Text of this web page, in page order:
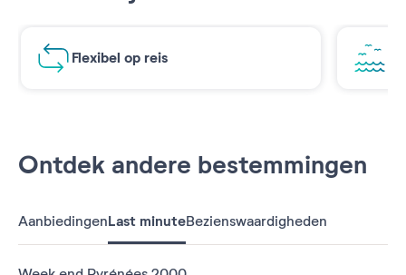
Flexibel op reis
Ontdek andere bestemmingen
AanbiedingenLast minuteBezienswaardigheden